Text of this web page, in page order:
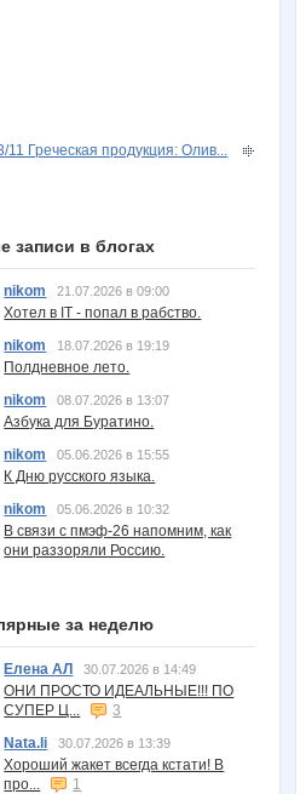
11 Греческая продукция: Олив...
записи в блогах
nikom 21.07.2026 в 09:00
Хотел в IT - попал в рабство.
nikom
18.07.2026 в 19:19
Полдневное лето.
nikom
08.07.2026 в 13:07
Азбука для Буратино.
nikom
05.06.2026 в 15:55
К Дню русского языка.
nikom
05.06.2026 в 10:32
В связи с пмэф-26 напомним, как
они раззоряли Россию.
за неделю
Елена АЛ 30.07.2026 в 14:49
ОНИ ПРОСТО ИДЕАЛЬНЫЕ!!! ПО
СУПЕР Ц...
3
Nata.li
30.07.2026 в 13:39
Хороший жакет всегда кстати! В
про...
1